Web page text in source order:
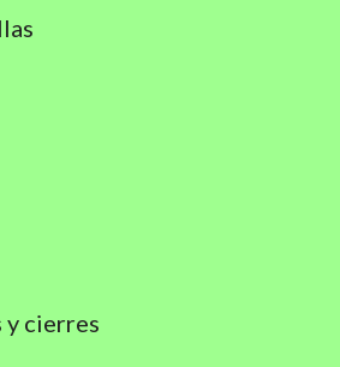
y cierres